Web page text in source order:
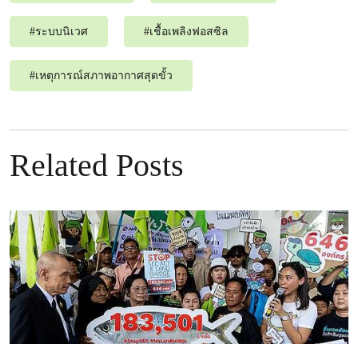
#ระบบนิเวศ #เชื้อเพลิงฟอสซิล
#เหตุการณ์สภาพอากาศสุดขั้ว
Related Posts